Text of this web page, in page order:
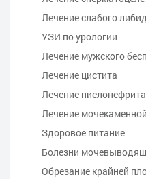
Лечение слабого
УЗИ по урологии
Лечение мужского
Лечение цистита
Лечение пиелонефрита
Лечение
Здоровое питание
Болезни
Обрезание крайней